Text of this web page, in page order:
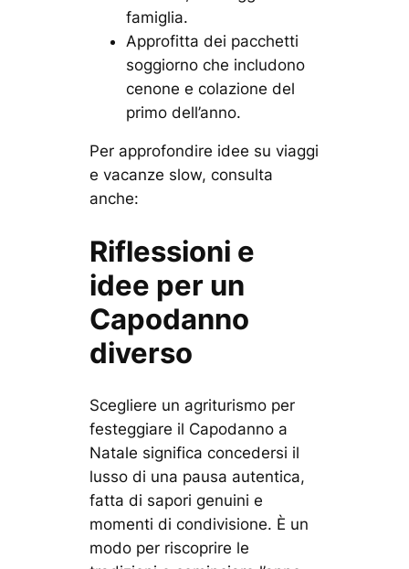
famiglia.
Approfitta dei pacchetti
soggiorno che includono
cenone e colazione del
primo dell’anno.
Per approfondire idee su viaggi
e vacanze slow, consulta
anche:
Riflessioni e
idee per un
Capodanno
diverso
Scegliere un agriturismo per
festeggiare il Capodanno a
Natale significa concedersi il
lusso di una pausa autentica,
fatta di sapori genuini e
momenti di condivisione. È un
modo per riscoprire le